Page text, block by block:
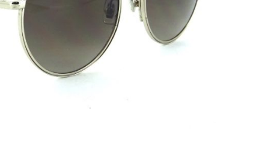
Bügellänge) S - M
angesagtem Stil.